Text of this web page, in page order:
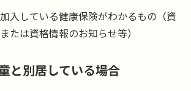
入している健康保険がわかるもの（資
たは資格情報のお知らせ等）
と別居している場合